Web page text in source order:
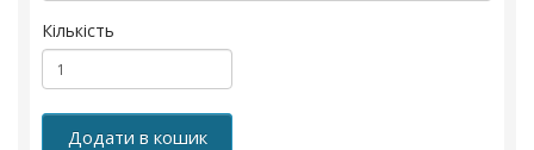
Кількість
Додати в кошик